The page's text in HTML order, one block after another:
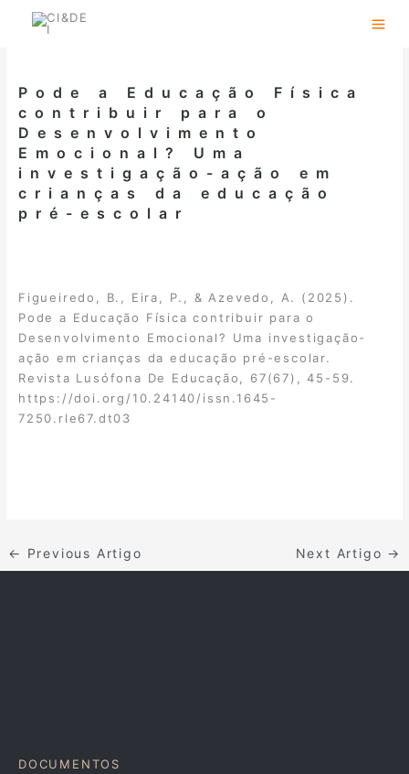
Pode a Educação Física
contribuir para o
Desenvolvimento
Emocional? Uma
investigação-ação em
crianças da educação
pré-escolar
Figueiredo, B., Eira, P., & Azevedo, A. (2025).
Pode a Educação Física contribuir para o
Desenvolvimento Emocional? Uma investigação-
ação em crianças da educação pré-escolar.
Revista Lusófona De Educação, 67(67), 45-59.
https://doi.org/10.24140/issn.1645-
7250.rle67.dt03
← Previous Artigo Next Artigo →
DOCUMENTOS